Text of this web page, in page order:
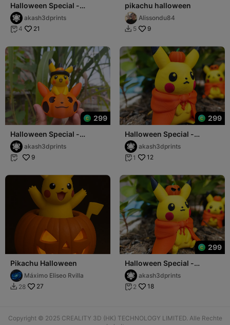
Halloween Special -
Pikachu 04
akash3dprints
 4 21
pikachu halloween
Alissondu84
 5 9
299
Halloween Special -
Pikachuakash3dprints
 9
299
Halloween Special -
Pikachu 01
akash3dprints
 1 12
Pikachu Halloween
Máximo Eliseo Rvilla
 28 27
299
Halloween Special -
Pikachu 02
akash3dprints
 2 18
Copyright © 2025 CREALITY 3D (HK) TECHNOLOGY LIMITED. Alle Rechte